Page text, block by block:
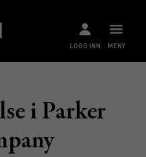
MENY
LOGG INN
i Parker